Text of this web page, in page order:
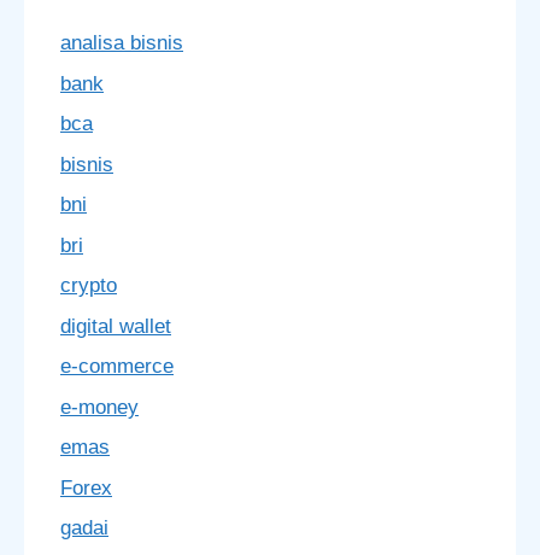
analisa bisnis
bank
bca
bisnis
bni
bri
crypto
digital wallet
e-commerce
e-money
emas
Forex
gadai